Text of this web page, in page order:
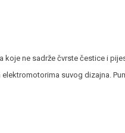
ne sadrže čvrste čestice i
suvog dizajna.